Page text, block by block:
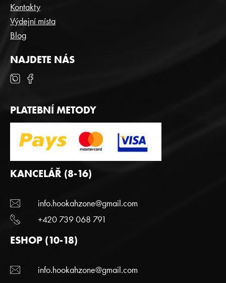
Kontakty
Výdejní místa
Blog
NAJDETE NÁS
PLATEBNÍ METODY
KANCELÁŘ (8-16)
info.hookahzone@gmail.com
+420 739 068 791
ESHOP (10-18)
info.hookahzone@gmail.com